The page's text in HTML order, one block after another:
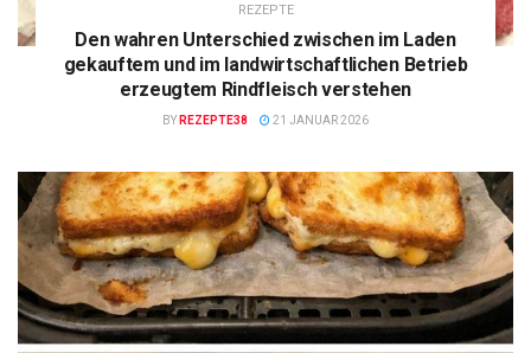
REZEPTE
Den wahren Unterschied zwischen im Laden
gekauftem und im landwirtschaftlichen Betrieb
erzeugtem Rindfleisch verstehen
BY REZEPTE38 21 JANUAR 2026